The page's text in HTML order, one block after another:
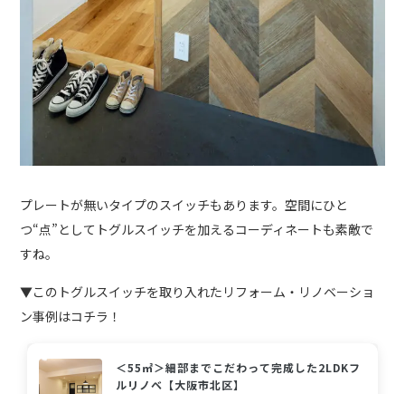
プレートが無いタイプのスイッチもあります。空間にひと
つ“点”としてトグルスイッチを加えるコーディネートも素敵で
すね。
▼このトグルスイッチを取り入れたリフォーム・リノベーショ
ン事例はコチラ！
＜55㎡＞細部までこだわって完成した2LDKフ
ルリノベ【大阪市北区】